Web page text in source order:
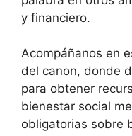
y financiero.
Acompáñanos en
del canon, donde
para obtener
bienestar social
obligatorias sobre